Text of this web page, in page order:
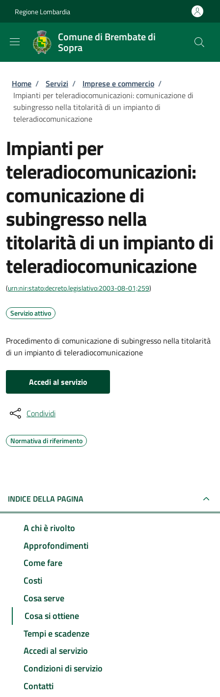
Regione Lombardia
Comune di Brembate di
Sopra
Briciole di pane
Home / Servizi / Imprese e commercio /
Impianti per teleradiocomunicazioni: comunicazione di
subingresso nella titolarità di un impianto di
teleradiocomunicazione
Impianti per
teleradiocomunicazioni:
comunicazione di
subingresso nella
titolarità di un impianto di
teleradiocomunicazione
(urn:nir:stato:decreto.legislativo:2003-08-01;259)
Servizio attivo
Procedimento di comunicazione di subingresso nella titolarità
di un impianto di teleradiocomunicazione
Accedi al servizio
Condividi
Normativa di riferimento
INDICE DELLA PAGINA
A chi è rivolto
Approfondimenti
Come fare
Costi
Cosa serve
Cosa si ottiene
Tempi e scadenze
Accedi al servizio
Condizioni di servizio
Contatti